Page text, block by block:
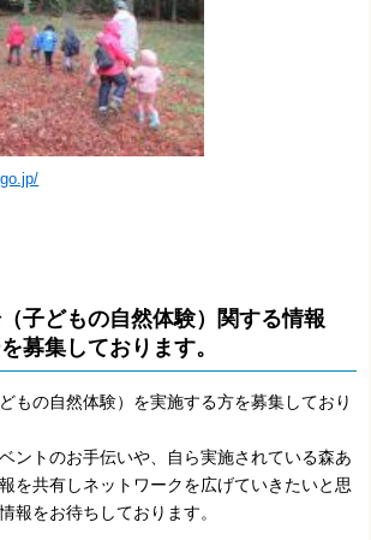
子どもの自然体験）関する情報
募集しております。
もの自然体験）を実施する方を募集しており
ントのお手伝いや、自ら実施されている森あ
を共有しネットワークを広げていきたいと思
報をお待ちしております。